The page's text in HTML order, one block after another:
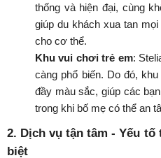
thống và hiện đại, cùng
giúp du khách xua tan
cho cơ thể.
Khu vui chơi trẻ em:
càng phổ biến. Do đó,
đầy màu sắc, giúp các
trong khi bố mẹ có thể an
2. Dịch vụ tận tâm - Yếu
biệt